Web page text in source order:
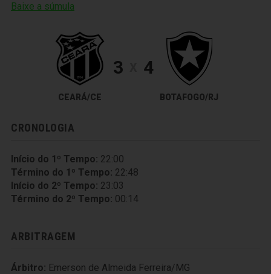
Baixe a súmula
CEARÁ/CE
3 4
BOTAFOGO/RJ
CRONOLOGIA
Início do 1º Tempo: 22:00
Término do 1º Tempo: 22:48
Início do 2º Tempo: 23:03
Término do 2º Tempo: 00:14
ARBITRAGEM
Árbitro: Emerson de Almeida Ferreira/MG